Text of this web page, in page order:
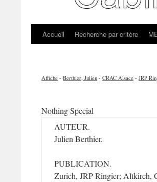
Accueil Recherche par critère
Affiche - Berthier, Julien - CRAC Alsace - JRP
Nothing Special
AUTEUR.
Julien Berthier.
PUBLICATION.
Zurich, JRP Ringier; Altkirch,